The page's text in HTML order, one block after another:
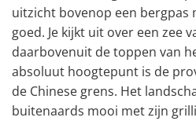
uitzicht bovenop een bergpas
goed. Je kijkt uit over een zee
daarbovenuit de toppen van
absoluut hoogtepunt is de
de Chinese grens. Het
buitenaards mooi met zijn